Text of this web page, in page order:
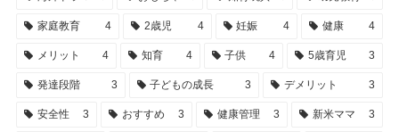
家庭教育 4 2歳児 4 妊娠 4 健康 4
メリット 4 知育 4 子供 4 5歳育児 3
発達段階 3 子どもの成長 3 デメリット 3
安全性 3 おすすめ 3 健康管理 3 新米ママ 3